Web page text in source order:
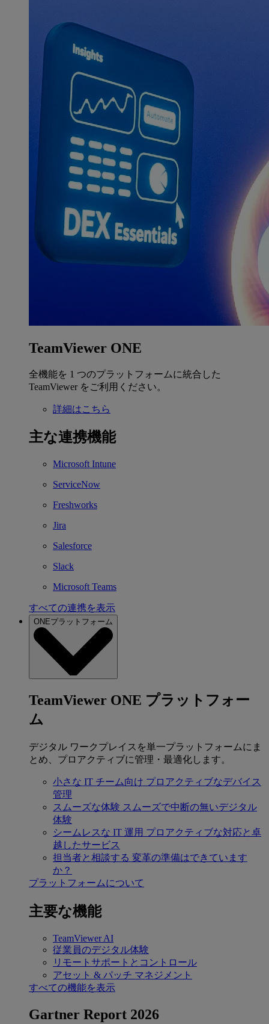
TeamViewer ONE
全機能を 1 つのプラットフォームに統合した
TeamViewer をご利用ください。
詳細はこちら
主な連携機能
Microsoft Intune
ServiceNow
Freshworks
Jira
Salesforce
Slack
Microsoft Teams
すべての連携を表示
ONEプラットフォーム
TeamViewer ONE プラットフォー
ム
デジタル ワークプレイスを単一プラットフォームにま
とめ、プロアクティブに管理・最適化します。
小さな IT チーム向け プロアクティブなデバイス
管理
スムーズな体験 スムーズで中断の無いデジタル
体験
シームレスな IT 運用 プロアクティブな対応と卓
越したサービス
担当者と相談する 変革の準備はできています
か？
プラットフォームについて
主要な機能
TeamViewer AI
従業員のデジタル体験
リモートサポートとコントロール
アセット & パッチ マネジメント
すべての機能を表示
Gartner Report 2026